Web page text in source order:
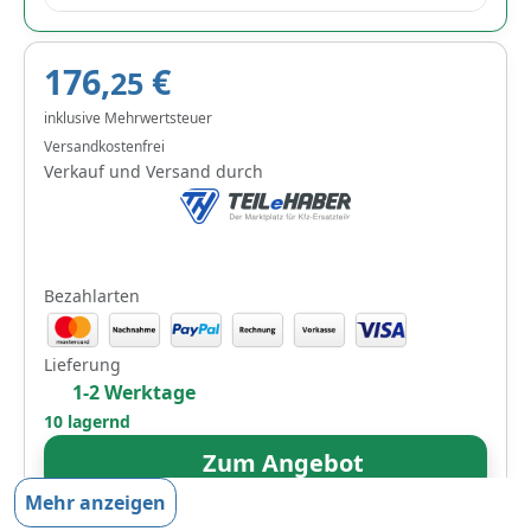
176,25 €
inklusive Mehrwertsteuer
Versandkostenfrei
Verkauf und Versand durch
Bezahlarten
Lieferung
1-2 Werktage
10 lagernd
Zum Angebot
Mehr anzeigen